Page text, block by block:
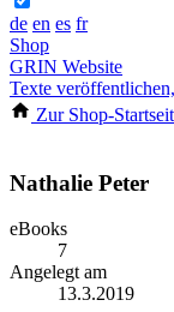
de en es fr
Shop
GRIN Website
Texte
Zur Shop-
Nathalie Peter
eBooks
7
Angelegt am
13.3.2019